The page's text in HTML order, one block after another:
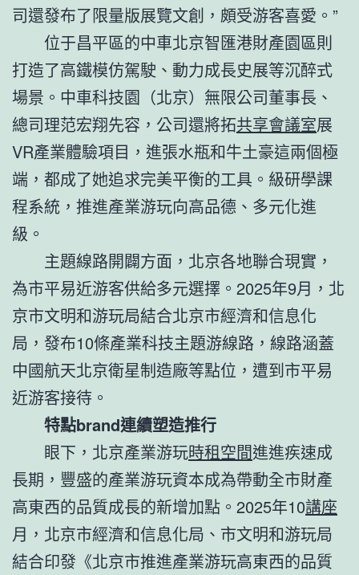
司還發布了限量版展覽文創，頗受游客喜愛。”
位于昌平區的中車北京智匯港財產園區則
打造了高鐵模仿駕駛、動力成長史展等沉醉式
場景。中車科技園（北京）無限公司董事長、
總司理范宏翔先容，公司還將拓共享會議室展
VR產業體驗項目，進張水瓶和牛土豪這兩個極
端，都成了她追求完美平衡的工具。級研學課
程系統，推進產業游玩向高品德、多元化進
級。
主題線路開闢方面，北京各地聯合現實，
為市平易近游客供給多元選擇。2025年9月，北
京市文明和游玩局結合北京市經濟和信息化
局，發布10條產業科技主題游線路，線路涵蓋
中國航天北京衛星制造廠等點位，遭到市平易
近游客接待。
特點brand連續塑造推行
眼下，北京產業游玩時租空間進進疾速成
長期，豐盛的產業游玩資本成為帶動全市財產
高東西的品質成長的新增加點。2025年10講座
月，北京市經濟和信息化局、市文明和游玩局
結合印發《北京市推進產業游玩高東西的品質